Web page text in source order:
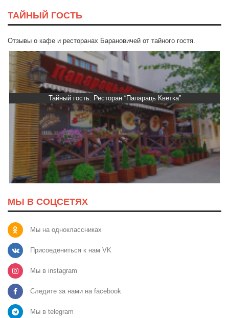
ТАЙНЫЙ ГОСТЬ
Отзывы о кафе и ресторанах Барановичей от тайного гостя.
Тайный гость: Ресторан “Папараць Кветка”
МЫ В СОЦСЕТЯХ
Мы на одноклассниках
Присоедениться к нам VK
Мы в instagram
Следите за нами на facebook
Мы в telegram